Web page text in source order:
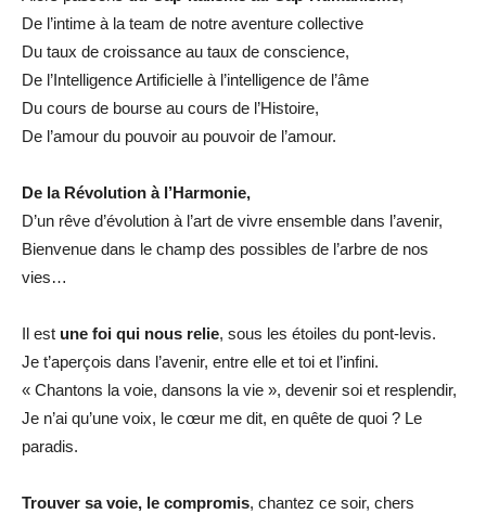
De l’intime à la team de notre aventure collective
Du taux de croissance au taux de conscience,
De l’Intelligence Artificielle à l’intelligence de l’âme
Du cours de bourse au cours de l’Histoire,
De l’amour du pouvoir au pouvoir de l’amour.
De la Révolution à l’Harmonie,
D’un rêve d’évolution à l’art de vivre ensemble dans l’avenir,
Bienvenue dans le champ des possibles de l’arbre de nos
vies…
Il est une foi qui nous relie, sous les étoiles du pont-levis.
Je t’aperçois dans l’avenir, entre elle et toi et l’infini.
« Chantons la voie, dansons la vie », devenir soi et resplendir,
Je n’ai qu’une voix, le cœur me dit, en quête de quoi ? Le
paradis.
Trouver sa voie, le compromis, chantez ce soir, chers